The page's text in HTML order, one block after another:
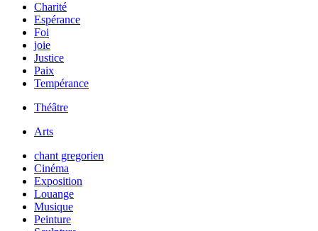
Charité
Espérance
Foi
joie
Justice
Paix
Tempérance
Théâtre
Arts
chant gregorien
Cinéma
Exposition
Louange
Musique
Peinture